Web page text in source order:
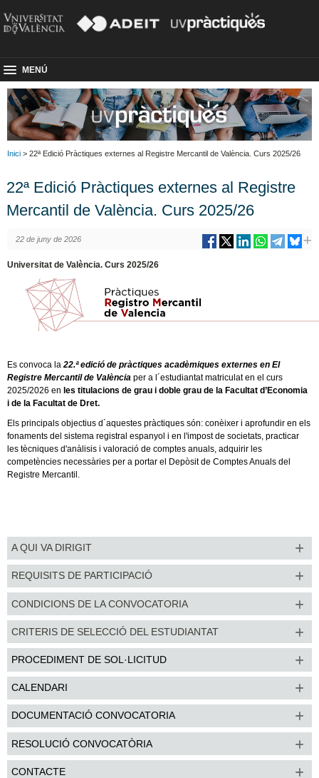
MENÚ
Inici > 22ª Edició Pràctiques externes al Registre Mercantil de València. Curs 2025/26
22ª Edició Pràctiques externes al Registre
Mercantil de València. Curs 2025/26
22 de juny de 2026
Universitat de València. Curs 2025/26
Es convoca la22.ªedició de pràctiques acadèmiques externes en El
Registre Mercantil de València per a l´estudiantat matriculat en el curs
2025/2026 en les titulacions de grau i doble grau de la Facultat d’Economia
i de la Facultat de Dret.
Els principals objectius d´aquestes pràctiques són: conèixer i aprofundir en els
fonaments del sistema registral espanyol i en l'impost de societats, practicar
les tècniques d'anàlisis i valoració de comptes anuals, adquirir les
competències necessàries per a portar el Depòsit de Comptes Anuals del
Registre Mercantil.
A QUI VA DIRIGIT
REQUISITS DE PARTICIPACIÓ
CONDICIONS DE LA CONVOCATORIA
CRITERIS DE SELECCIÓ DEL ESTUDIANTAT
PROCEDIMENT DE SOL·LICITUD
CALENDARI
DOCUMENTACIÓ CONVOCATORIA
RESOLUCIÓ CONVOCATÒRIA
CONTACTE